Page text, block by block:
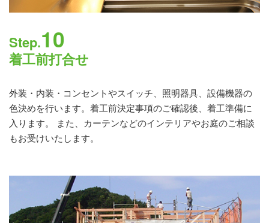
Step.10
着工前打合せ
外装・内装・コンセントやスイッチ、照明器具、設備機器の
色決めを行います。着工前決定事項のご確認後、着工準備に
入ります。 また、カーテンなどのインテリアやお庭のご相談
もお受けいたします。